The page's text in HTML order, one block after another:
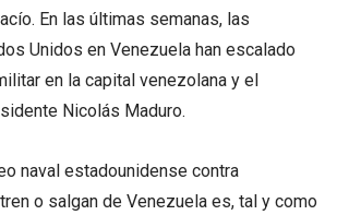
En las últimas semanas, las
Unidos en Venezuela han escalado
en la capital venezolana y el
Nicolás Maduro.
naval estadounidense contra
o salgan de Venezuela es, tal y como